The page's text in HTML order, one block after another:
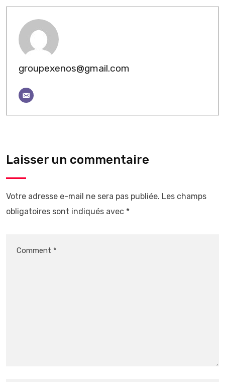
groupexenos@gmail.com
Laisser un commentaire
Votre adresse e-mail ne sera pas publiée. Les champs
obligatoires sont indiqués avec *